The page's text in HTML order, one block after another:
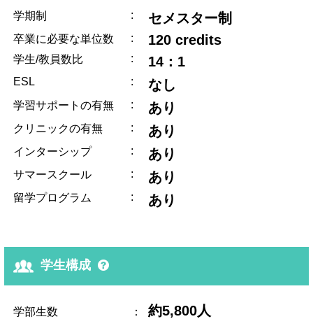
学期制 : セメスター制
卒業に必要な単位数 : 120 credits
学生/教員数比 : 14：1
ESL : なし
学習サポートの有無 : あり
クリニックの有無 : あり
インターシップ : あり
サマースクール : あり
留学プログラム : あり
学生構成
学部生数 ： 約5,800人